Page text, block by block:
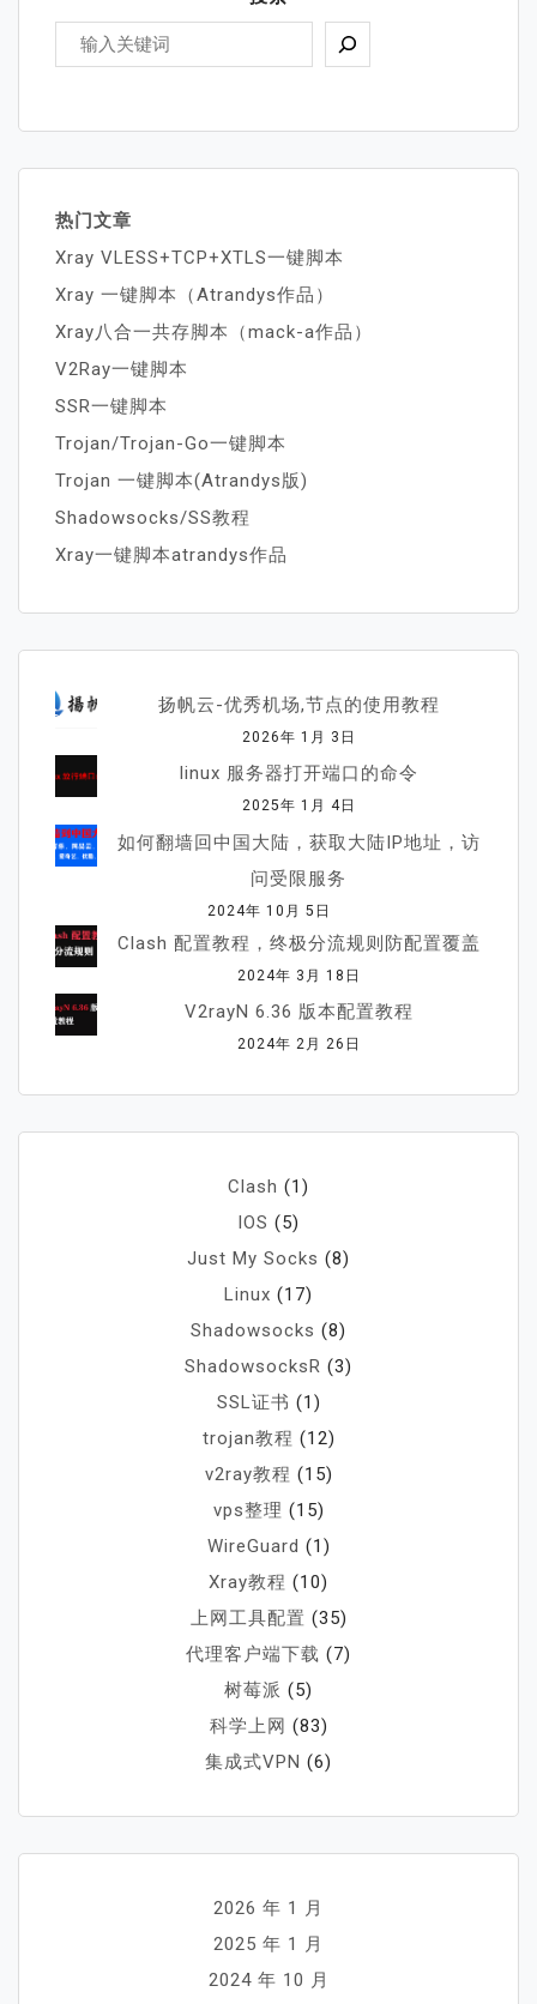
热门文章
Xray VLESS+TCP+XTLS一键脚本
Xray 一键脚本（Atrandys作品）
Xray八合一共存脚本（mack-a作品）
V2Ray一键脚本
SSR一键脚本
Trojan/Trojan-Go一键脚本
Trojan 一键脚本(Atrandys版)
Shadowsocks/SS教程
Xray一键脚本atrandys作品
扬帆云-优秀机场,节点的使用教程
2026年 1月 3日
linux 服务器打开端口的命令
2025年 1月 4日
如何翻墙回中国大陆，获取大陆IP地址，访
问受限服务
2024年 10月 5日
Clash 配置教程，终极分流规则防配置覆盖
2024年 3月 18日
V2rayN 6.36 版本配置教程
2024年 2月 26日
Clash (1)
IOS (5)
Just My Socks (8)
Linux (17)
Shadowsocks (8)
ShadowsocksR (3)
SSL证书 (1)
trojan教程 (12)
v2ray教程 (15)
vps整理 (15)
WireGuard (1)
Xray教程 (10)
上网工具配置 (35)
代理客户端下载 (7)
树莓派 (5)
科学上网 (83)
集成式VPN (6)
2026 年 1 月
2025 年 1 月
2024 年 10 月